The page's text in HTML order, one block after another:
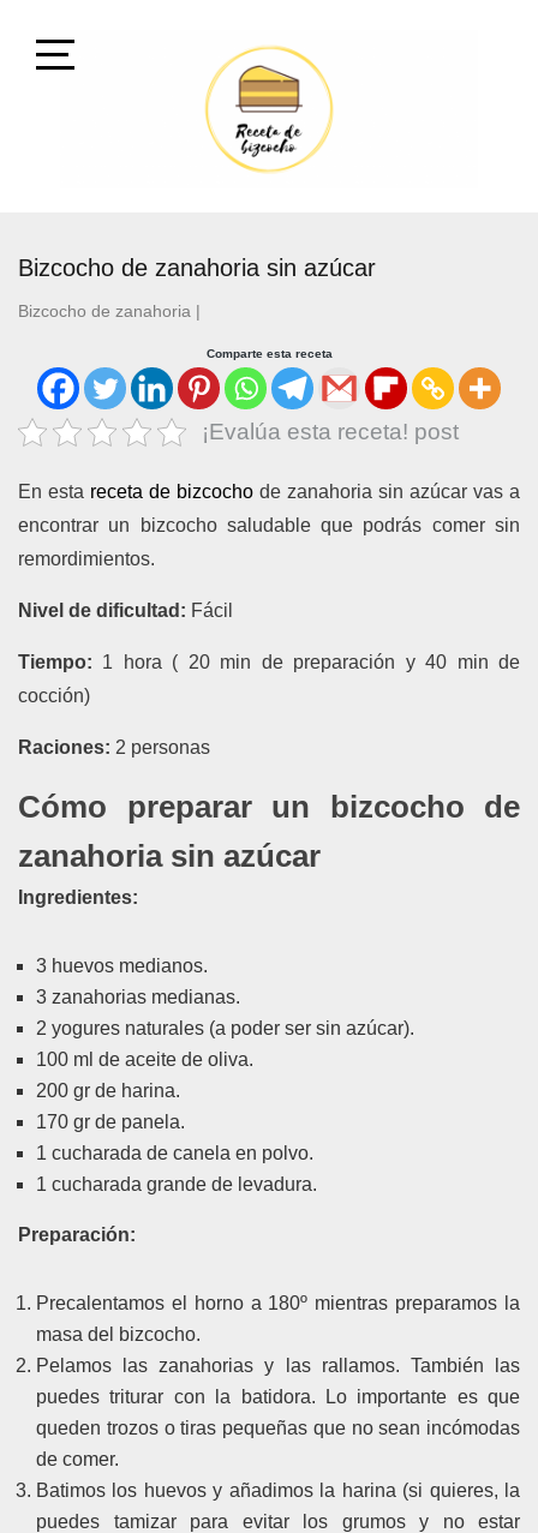
Y PARA TODOS LOS PÚBLICOS
Bizcocho de zanahoria sin azúcar
Bizcocho de zanahoria |
Comparte esta receta
¡Evalúa esta receta! post
En esta receta de bizcocho de zanahoria sin azúcar vas a
encontrar un bizcocho saludable que podrás comer sin
remordimientos.
Nivel de dificultad: Fácil
Tiempo: 1 hora ( 20 min de preparación y 40 min de
cocción)
Raciones: 2 personas
Cómo preparar un bizcocho de
zanahoria sin azúcar
Ingredientes:
3 huevos medianos.
3 zanahorias medianas.
2 yogures naturales (a poder ser sin azúcar).
100 ml de aceite de oliva.
200 gr de harina.
170 gr de panela.
1 cucharada de canela en polvo.
1 cucharada grande de levadura.
Preparación:
Precalentamos el horno a 180º mientras preparamos la
masa del bizcocho.
Pelamos las zanahorias y las rallamos. También las
puedes triturar con la batidora. Lo importante es que
queden trozos o tiras pequeñas que no sean incómodas
de comer.
Batimos los huevos y añadimos la harina (si quieres, la
puedes tamizar para evitar los grumos y no estar